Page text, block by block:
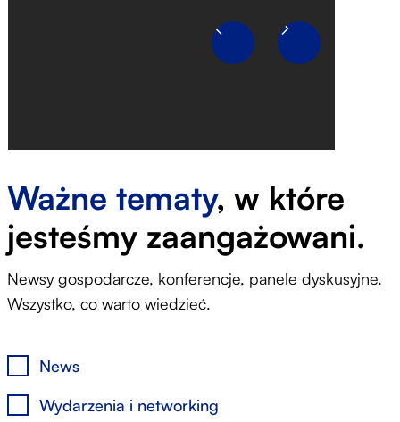
Ważne tematy, w które
jesteśmy zaangażowani.
Newsy gospodarcze, konferencje, panele dyskusyjne.
Wszystko, co warto wiedzieć.
News
Wydarzenia i networking